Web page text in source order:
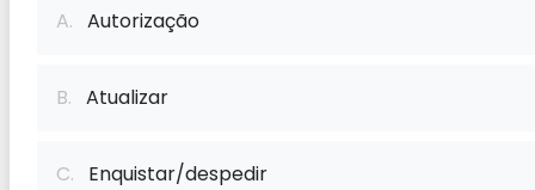
A. Autorização
B. Atualizar
C. Enquistar/despedir